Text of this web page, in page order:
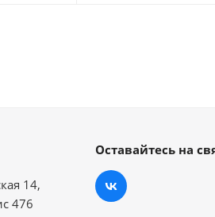
14,
476
Оставайтесь на